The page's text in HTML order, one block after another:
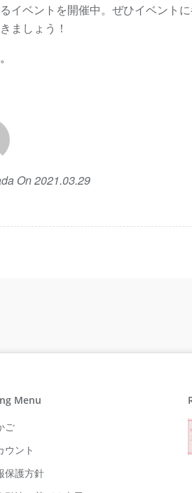
イベントを開催中。ぜひイベント
ましょう！
On 2021.03.29
Menu
ご
ウント
保護方針